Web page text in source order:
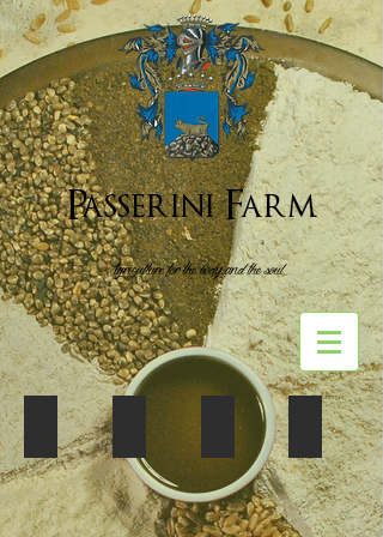
Passerini Farm
Agriculture for the body and the soul
Negozio onlineDove acquistareConoscere iRicette